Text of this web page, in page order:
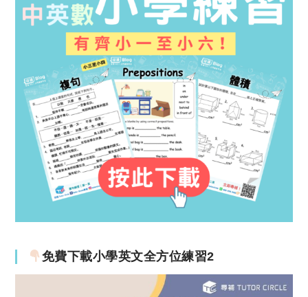
免費下載小學英文全方位練習2